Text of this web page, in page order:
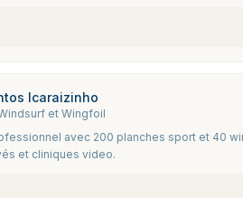
Icaraizinho
et Wingfoil
avec 200 planches sport et 40
et cliniques video.